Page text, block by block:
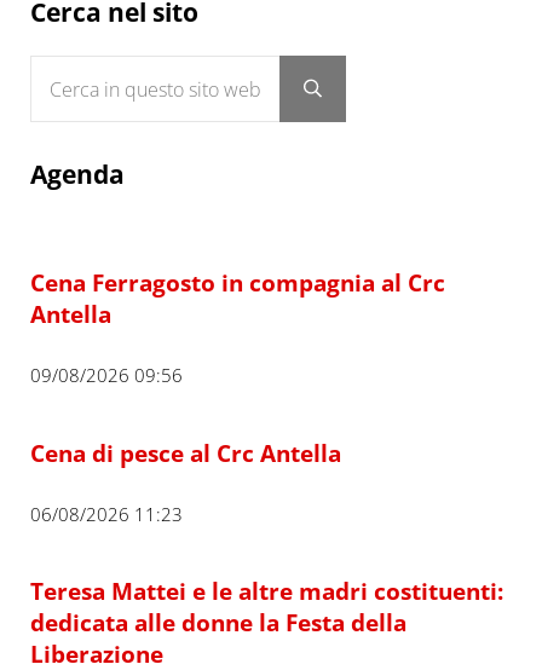
Sidebar
Cerca nel sito
Submit search
Agenda
Cena Ferragosto in compagnia al Crc
Antella
09/08/2026 09:56
Cena di pesce al Crc Antella
06/08/2026 11:23
Teresa Mattei e le altre madri costituenti:
dedicata alle donne la Festa della
Liberazione